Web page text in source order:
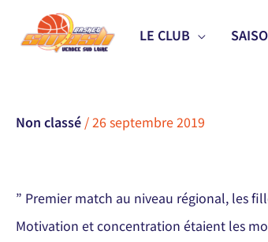
LE CLUB
Non classé /26 septembre 2019
” Premier match au niveau régional, les
Motivation et concentration étaient les